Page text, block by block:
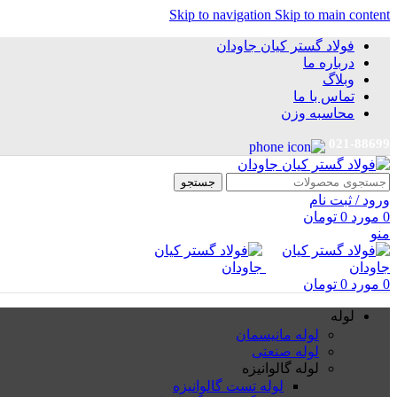
Skip to navigation Skip to main content
فولاد گستر کیان جاودان
درباره ما
وبلاگ
تماس با ما
محاسبه وزن
جستجو
ورود / ثبت نام
0 مورد 0 تومان
منو
0 مورد 0 تومان
لوله
لوله مانیسمان
لوله صنعتی
لوله گالوانیزه
لوله تست گالوانیزه